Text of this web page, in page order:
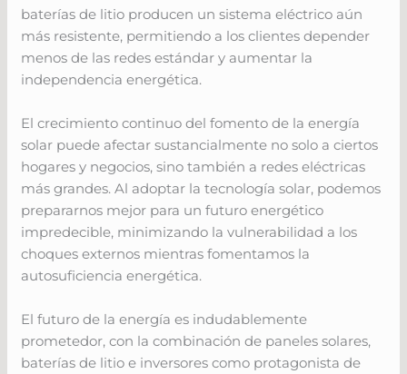
baterías de litio producen un sistema eléctrico aún
más resistente, permitiendo a los clientes depender
menos de las redes estándar y aumentar la
independencia energética.
El crecimiento continuo del fomento de la energía
solar puede afectar sustancialmente no solo a ciertos
hogares y negocios, sino también a redes eléctricas
más grandes. Al adoptar la tecnología solar, podemos
prepararnos mejor para un futuro energético
impredecible, minimizando la vulnerabilidad a los
choques externos mientras fomentamos la
autosuficiencia energética.
El futuro de la energía es indudablemente
prometedor, con la combinación de paneles solares,
baterías de litio e inversores como protagonista de